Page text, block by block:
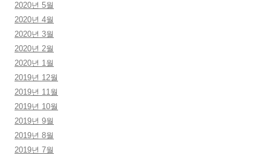
2020년 5월
2020년 4월
2020년 3월
2020년 2월
2020년 1월
2019년 12월
2019년 11월
2019년 10월
2019년 9월
2019년 8월
2019년 7월